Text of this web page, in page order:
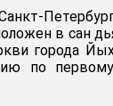
в сан
города
по